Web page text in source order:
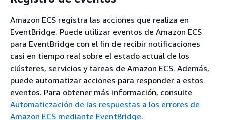
Amazon ECS registra las acciones que realiza en
EventBridge. Puede utilizar eventos de Amazon ECS
para EventBridge con el fin de recibir notificaciones
casi en tiempo real sobre el estado actual de los
clústeres, servicios y tareas de Amazon ECS. Además,
puede automatizar acciones para responder a estos
eventos. Para obtener más información, consulte
Automaticzación de las respuestas a los errores de
Amazon ECS mediante EventBridge.